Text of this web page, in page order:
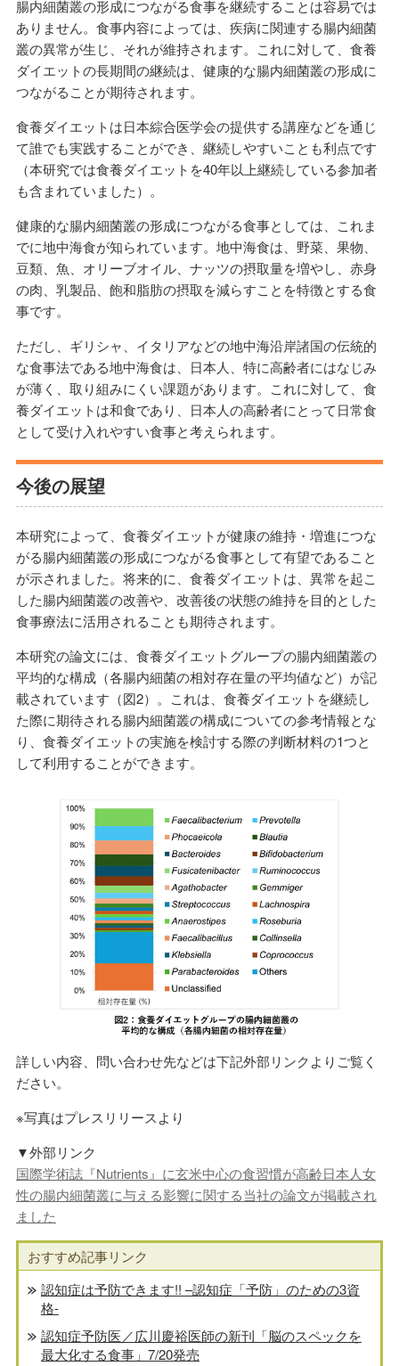
腸内細菌叢の形成につながる食事を継続することは容易では
ありません。食事内容によっては、疾病に関連する腸内細菌
叢の異常が生じ、それが維持されます。これに対して、食養
ダイエットの長期間の継続は、健康的な腸内細菌叢の形成に
つながることが期待されます。
食養ダイエットは日本綜合医学会の提供する講座などを通じ
て誰でも実践することができ、継続しやすいことも利点です
（本研究では食養ダイエットを40年以上継続している参加者
も含まれていました）。
健康的な腸内細菌叢の形成につながる食事としては、これま
でに地中海食が知られています。地中海食は、野菜、果物、
豆類、魚、オリーブオイル、ナッツの摂取量を増やし、赤身
の肉、乳製品、飽和脂肪の摂取を減らすことを特徴とする食
事です。
ただし、ギリシャ、イタリアなどの地中海沿岸諸国の伝統的
な食事法である地中海食は、日本人、特に高齢者にはなじみ
が薄く、取り組みにくい課題があります。これに対して、食
養ダイエットは和食であり、日本人の高齢者にとって日常食
として受け入れやすい食事と考えられます。
今後の展望
本研究によって、食養ダイエットが健康の維持・増進につな
がる腸内細菌叢の形成につながる食事として有望であること
が示されました。将来的に、食養ダイエットは、異常を起こ
した腸内細菌叢の改善や、改善後の状態の維持を目的とした
食事療法に活用されることも期待されます。
本研究の論文には、食養ダイエットグループの腸内細菌叢の
平均的な構成（各腸内細菌の相対存在量の平均値など）が記
載されています（図2）。これは、食養ダイエットを継続し
た際に期待される腸内細菌叢の構成についての参考情報とな
り、食養ダイエットの実施を検討する際の判断材料の1つと
して利用することができます。
詳しい内容、問い合わせ先などは下記外部リンクよりご覧く
ださい。
※写真はプレスリリースより
▼外部リンク
国際学術誌『Nutrients』に玄米中心の食習慣が高齢日本人女
性の腸内細菌叢に与える影響に関する当社の論文が掲載され
ました
おすすめ記事リンク
認知症は予防できます!! –認知症「予防」のための3資
格-
認知症予防医／広川慶裕医師の新刊「脳のスペックを
最大化する食事」7/20発売